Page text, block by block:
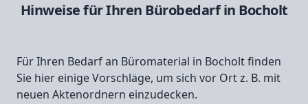
Hinweise für Ihren Bürobedarf in Bocholt
Für Ihren Bedarf an Büromaterial in Bocholt finden
Sie hier einige Vorschläge, um sich vor Ort z. B. mit
neuen Aktenordnern einzudecken.